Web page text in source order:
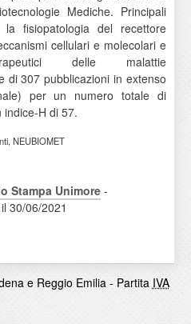
Mediche. Principali
fisiopatologia del recettore
cellulari e molecolari e
delle malattie
di 307 pubblicazioni in extenso
per un numero totale di
H di 57.
NEUBIOMET
Stampa Unimore-
30/06/2021
e Reggio Emilia - Partita IVA